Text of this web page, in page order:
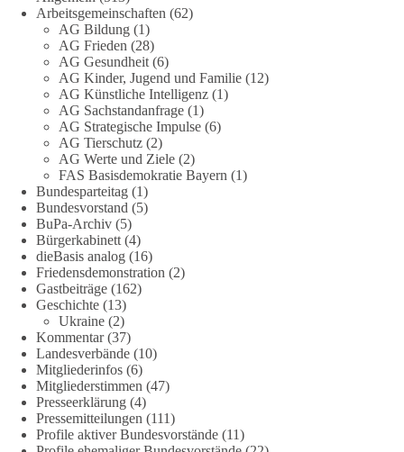
Die Energiewende ist bisher kein Erfolg, sondern ein teures,
ineffizientes Unterfangen. Dies belegt eine Auswertung der
NZZ, wonach die Energiewende den Strom nicht billiger,
sondern teurer gemacht hat.
Quelle:
https://www.nzz.ch/der-andere-blick/fehlschlag-
energiewende-warum-deutschland-trotz-rekordausbau-von-
wind-und-sonnenkraft-weniger-strom-erzeugt-ld.10006607
🟩🟩🟦🟦🟥🟥🟧🟧
„Wir brauchen dringend wettbewerbsfähige Energiepreise und
eine ideologiefreie Diskussion“, meint der Demokratie-
Bestatter.
Wie siehst du das?
🤝 Jetzt Politik für die Menschen mitgestalten:
https://diebasis.de/mitgliedschaft/
#dieBasis #energiewende #strompreise
Arbeitsgemeinschaften (62)
AG Bildung (1)
AG Frieden (28)
AG Gesundheit (6)
AG Kinder, Jugend und Familie (12)
AG Künstliche Intelligenz (1)
AG Sachstandanfrage (1)
AG Strategische Impulse (6)
AG Tierschutz (2)
AG Werte und Ziele (2)
FAS Basisdemokratie Bayern (1)
Bundesparteitag (1)
Bundesvorstand (5)
BuPa-Archiv (5)
Bürgerkabinett (4)
dieBasis analog (16)
Friedensdemonstration (2)
Gastbeiträge (162)
Geschichte (13)
Ukraine (2)
Kommentar(37)
Landesverbände (10)
Mitgliederinfos (6)
Mitgliederstimmen (47)
Presseerklärung (4)
Pressemitteilungen (111)
Profile aktiver Bundesvorstände (11)